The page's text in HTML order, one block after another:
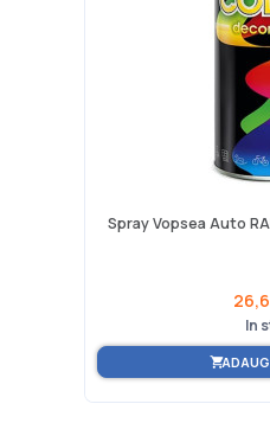
Spray Vopsea Auto
In
shopping_cart